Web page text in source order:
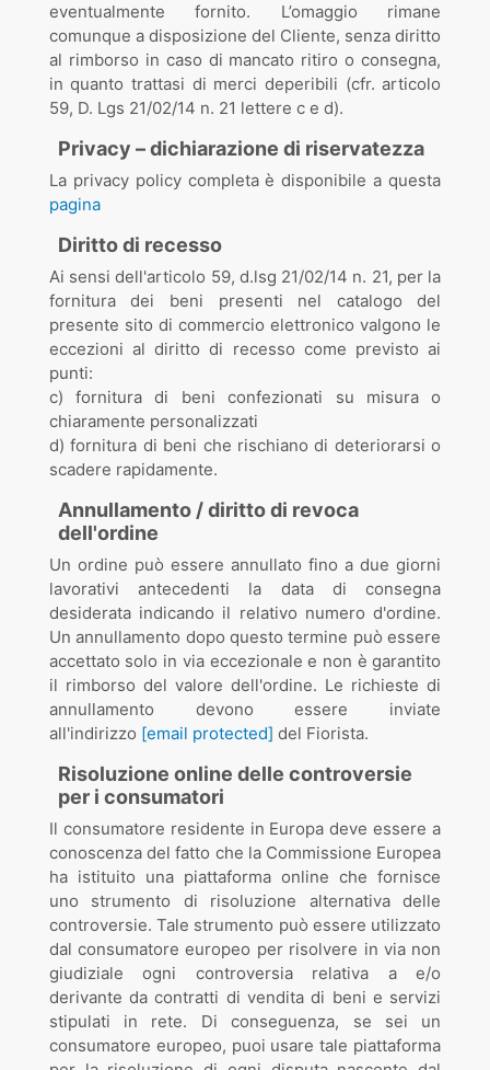
eventualmente fornito. L’omaggio rimane
comunque a disposizione del Cliente, senza diritto
al rimborso in caso di mancato ritiro o consegna,
in quanto trattasi di merci deperibili (cfr. articolo
59, D. Lgs 21/02/14 n. 21 lettere c e d).
Privacy – dichiarazione di riservatezza
La privacy policy completa è disponibile a questa
pagina
Diritto di recesso
Ai sensi dell'articolo 59, d.lsg 21/02/14 n. 21, per la
fornitura dei beni presenti nel catalogo del
presente sito di commercio elettronico valgono le
eccezioni al diritto di recesso come previsto ai
punti:
c) fornitura di beni confezionati su misura o
chiaramente personalizzati
d) fornitura di beni che rischiano di deteriorarsi o
scadere rapidamente.
Annullamento / diritto di revoca
dell'ordine
Un ordine può essere annullato fino a due giorni
lavorativi antecedenti la data di consegna
desiderata indicando il relativo numero d'ordine.
Un annullamento dopo questo termine può essere
accettato solo in via eccezionale e non è garantito
il rimborso del valore dell'ordine. Le richieste di
annullamento devono essere inviate
all'indirizzo [email protected] del Fiorista.
Risoluzione online delle controversie
per i consumatori
Il consumatore residente in Europa deve essere a
conoscenza del fatto che la Commissione Europea
ha istituito una piattaforma online che fornisce
uno strumento di risoluzione alternativa delle
controversie. Tale strumento può essere utilizzato
dal consumatore europeo per risolvere in via non
giudiziale ogni controversia relativa a e/o
derivante da contratti di vendita di beni e servizi
stipulati in rete. Di conseguenza, se sei un
consumatore europeo, puoi usare tale piattaforma